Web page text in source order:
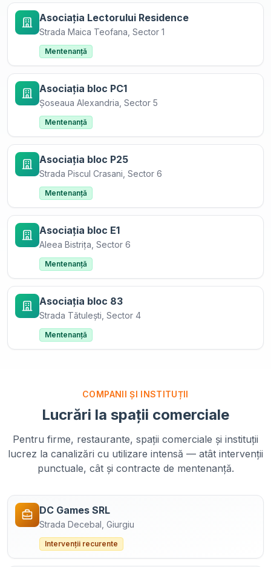
Asociația Lectorului Residence
Strada Maica Teofana, Sector 1
Mentenanță
Asociația bloc PC1
Șoseaua Alexandria, Sector 5
Mentenanță
Asociația bloc P25
Strada Piscul Crasani, Sector 6
Mentenanță
Asociația bloc E1
Aleea Bistrița, Sector 6
Mentenanță
Asociația bloc 83
Strada Tătulești, Sector 4
Mentenanță
COMPANII ȘI INSTITUȚII
Lucrări la spații comerciale
Pentru firme, restaurante, spații comerciale și instituții
lucrez la canalizări cu utilizare intensă — atât intervenții
punctuale, cât și contracte de mentenanță.
DC Games SRL
Strada Decebal, Giurgiu
Intervenții recurente